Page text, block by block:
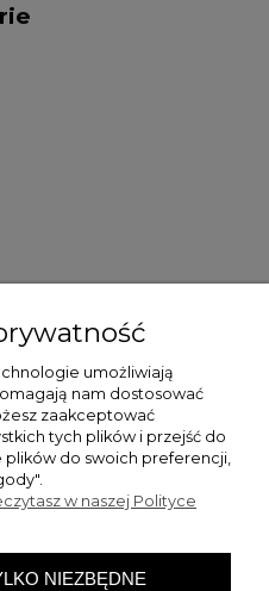
umożliwiają
nam dostosować
zaakceptować
tych plików i przejść do
plików do swoich preferencji,
w naszej Polityce
NIEZBĘDNE